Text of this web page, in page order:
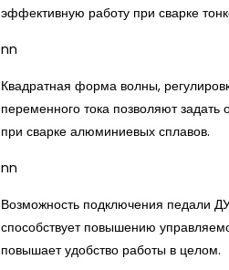
эффективную работу при сварке
nn
Квадратная форма волны,
переменного тока позволяют
при сварке алюминиевых сплавов.
nn
Возможность подключения педали
способствует повышению
повышает удобство работы в целом.